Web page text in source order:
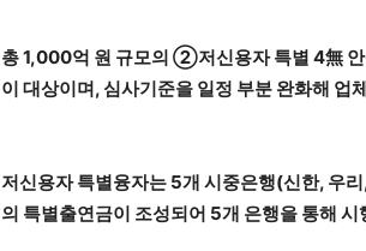
총 1,000억 원 규모의 ②저신용자 특별 4無
이 대상이며, 심사기준을 일정 부분 완화해
저신용자 특별융자는 5개 시중은행(신한, 우
의 특별출연금이 조성되어 5개 은행을 통해 시